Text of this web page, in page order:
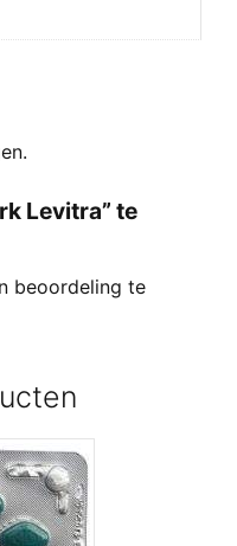
Levitra” te
beoordeling te